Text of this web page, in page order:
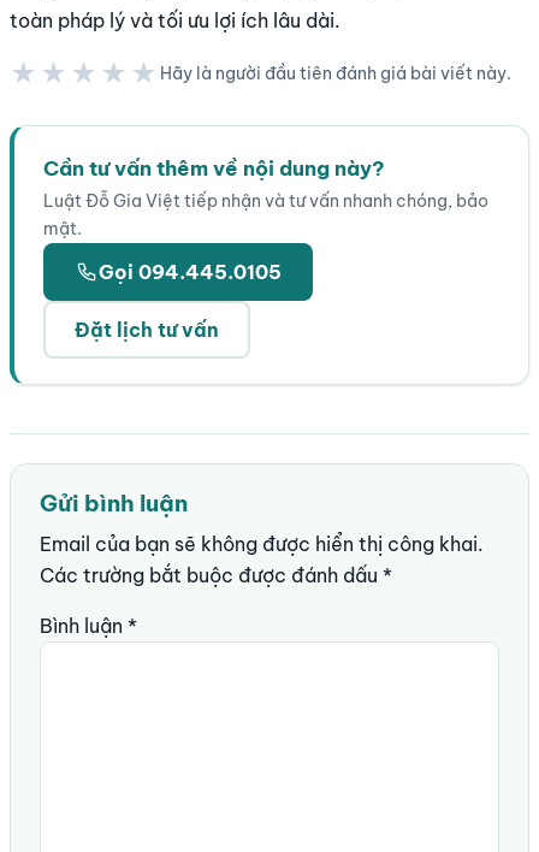
toàn pháp lý và tối ưu lợi ích lâu dài.
★★★★★ Hãy là người đầu tiên đánh giá bài viết này.
Cần tư vấn thêm về nội dung này?
Luật Đỗ Gia Việt tiếp nhận và tư vấn nhanh chóng, bảo
mật.
Gọi 094.445.0105
Đặt lịch tư vấn
Gửi bình luận
Email của bạn sẽ không được hiển thị công khai.
Các trường bắt buộc được đánh dấu *
Bình luận *